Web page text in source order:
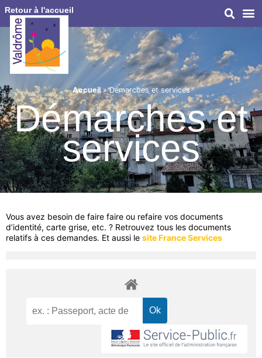
Retour à l'accueil
Accueil»Démarches et services
Démarches et
services
Vous avez besoin de faire faire ou refaire vos documents
d’identité, carte grise, etc. ? Retrouvez tous les documents
relatifs à ces demandes. Et aussi le site France Services